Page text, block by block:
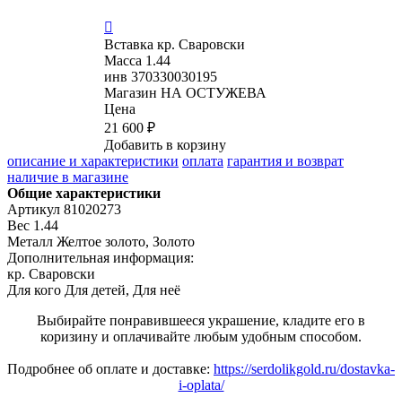

Вставка кр. Сваровски
Масса 1.44
инв 370330030195
Магазин НА ОСТУЖЕВА
Цена
21 600 ₽
Добавить в корзину
описание и характеристики оплата гарантия и возврат
наличие в магазине
Общие характеристики
Артикул 81020273
Вес 1.44
Металл Желтое золото, Золото
Дополнительная информация:
кр. Сваровски
Для кого Для детей, Для неё
Выбирайте понравившееся украшение, кладите его в
коризину и оплачивайте любым удобным способом.
Подробнее об оплате и доставке: https://serdolikgold.ru/dostavka-
i-oplata/